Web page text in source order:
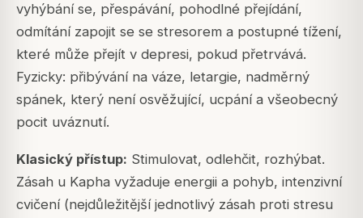
vyhýbání se, přespávání, pohodlné přejídání,
odmítání zapojit se se stresorem a postupné tížení,
které může přejít v depresi, pokud přetrvává.
Fyzicky: přibývání na váze, letargie, nadměrný
spánek, který není osvěžující, ucpání a všeobecný
pocit uváznutí.
Klasický přístup: Stimulovat, odlehčit, rozhýbat.
Zásah u Kapha vyžaduje energii a pohyb, intenzivní
cvičení (nejdůležitější jednotlivý zásah proti stresu